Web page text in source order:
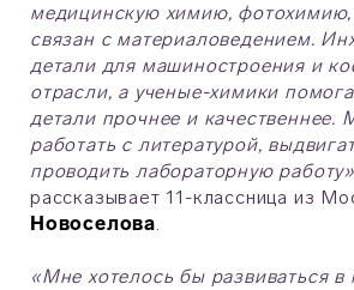
медицинскую химию,
связан с материаловедением.
детали для машиностроения и
отрасли, а ученые-химики
детали прочнее и качественнее.
работать с литературой,
проводить лабораторную
рассказывает 11-классница из
Новоселова.
«Мне хотелось бы развиваться